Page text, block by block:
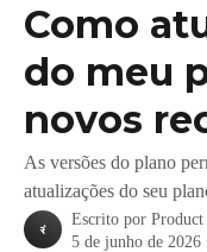
Como
do meu
novos
As versões do plano
atualizações do seu
Escrito por Product
5 de junho de 2026